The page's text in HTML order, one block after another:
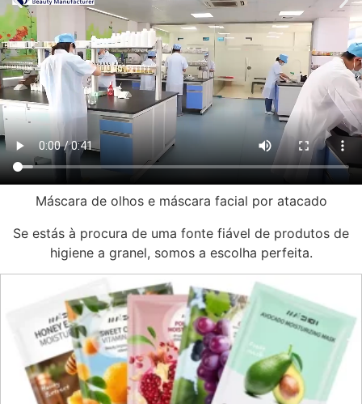
Máscara de olhos e máscara facial por atacado
Se estás à procura de uma fonte fiável de produtos de
higiene a granel, somos a escolha perfeita.